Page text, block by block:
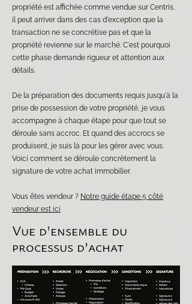
propriété est affichée comme vendue sur Centris,
il peut arriver dans des cas d'exception que la
transaction ne se concrétise pas et que la
propriété revienne sur le marché. C'est pourquoi
cette phase demande rigueur et attention aux
détails.
De la préparation des documents requis jusqu'à la
prise de possession de votre propriété, je vous
accompagne à chaque étape pour que tout se
déroule sans accroc. Et quand des accrocs se
produisent, je suis là pour les gérer avec vous.
Voici comment se déroule concrètement la
signature de votre achat immobilier.
Vous êtes vendeur ? Notre guide étape 5 côté
vendeur est ici
Vue d'ensemble du
processus d’achat